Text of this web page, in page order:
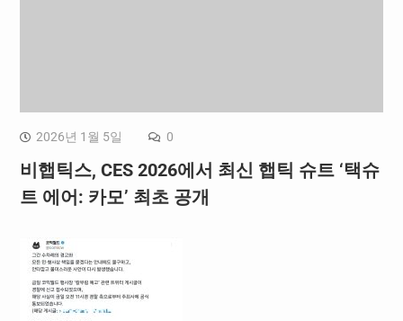
2026년 1월 5일 0
비햅틱스, CES 2026에서 최신 햅틱 슈트 ‘택슈
트 에어: 카모’ 최초 공개